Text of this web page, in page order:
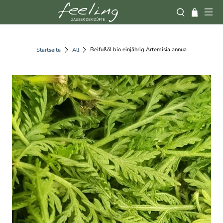
Startseite All Beifußöl bio einjährig Artemisia annua